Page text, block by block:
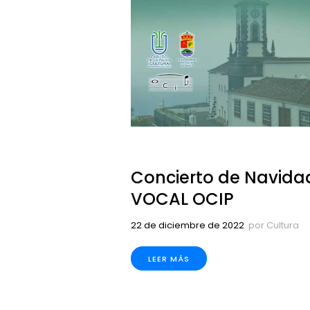
Concierto de
VOCAL OCIP
22 de diciembre de 2022 por Cultura
LEER MÁS